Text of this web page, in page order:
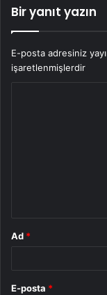
Bir yanıt yazın
E-posta adresiniz
işaretlenmişlerdir
Ad *
E-posta *